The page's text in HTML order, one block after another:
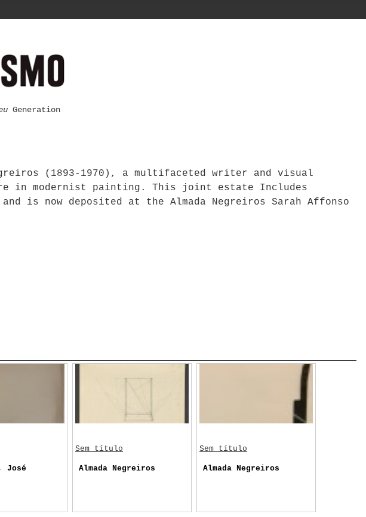
Generation
(1893-1970), a multifaceted writer and visual
in modernist painting. This joint estate Includes
is now deposited at the Almada Negreiros Sarah Affonso
José
Sem título
Almada Negreiros
Sem título
Almada Negreiros